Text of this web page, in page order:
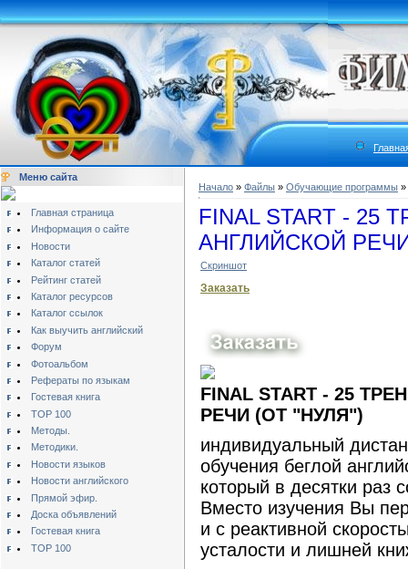
Меню сайта
Главная страница
Информация о сайте
Новости
Каталог статей
Рейтинг статей
Каталог ресурсов
Каталог ссылок
Как выучить английский
Форум
Фотоальбом
Рефераты по языкам
Гостевая книга
TOP 100
Методы.
Методики.
Новости языков
Новости английского
Прямой эфир.
Доска объявлений
Гостевая книга
TOP 100
Начало » Файлы » Обучающие программы »
FINAL START -
АНГЛИЙСКОЙ
Скриншот
Заказать
FINAL START - 25
РЕЧИ (ОТ "НУЛЯ")
индивидуальный
обучения беглой
который в десятки раз
Вместо изучения Вы
и с реактивной
усталости и лишней